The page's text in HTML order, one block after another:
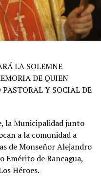
LA SOLEMNE
DE QUIEN
Y SOCIAL DE
la Municipalidad junto
a la comunidad a
de Monseñor Alejandro
Emérito de Rancagua,
Héroes.